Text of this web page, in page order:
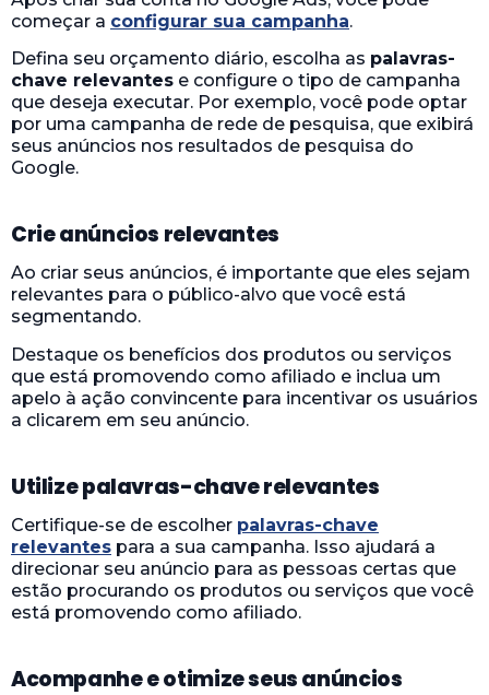
começar a configurar sua campanha.
Defina seu orçamento diário, escolha as palavras-
chave relevantes e configure o tipo de campanha
que deseja executar. Por exemplo, você pode optar
por uma campanha de rede de pesquisa, que exibirá
seus anúncios nos resultados de pesquisa do
Google.
Crie anúncios relevantes
Ao criar seus anúncios, é importante que eles sejam
relevantes para o público-alvo que você está
segmentando.
Destaque os benefícios dos produtos ou serviços
que está promovendo como afiliado e inclua um
apelo à ação convincente para incentivar os usuários
a clicarem em seu anúncio.
Utilize palavras-chave relevantes
Certifique-se de escolher palavras-chave
relevantes para a sua campanha. Isso ajudará a
direcionar seu anúncio para as pessoas certas que
estão procurando os produtos ou serviços que você
está promovendo como afiliado.
Acompanhe e otimize seus anúncios